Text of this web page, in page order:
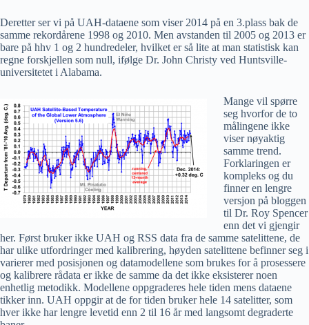
Deretter ser vi på UAH-dataene som viser 2014 på en 3.plass bak de
samme rekordårene 1998 og 2010. Men avstanden til 2005 og 2013 er
bare på hhv 1 og 2 hundredeler, hvilket er så lite at man statistisk kan
regne forskjellen som null, ifølge Dr. John Christy ved Huntsville-
universitetet i Alabama.
Mange vil spørre
seg hvorfor de to
målingene ikke
viser nøyaktig
samme trend.
Forklaringen er
kompleks og du
finner en lengre
versjon på bloggen
til Dr. Roy Spencer
enn det vi gjengir
her. Først bruker ikke UAH og RSS data fra de samme satelittene, de
har ulike utfordringer med kalibrering, høyden satelittene befinner seg i
varierer med posisjonen og datamodellene som brukes for å prosessere
og kalibrere rådata er ikke de samme da det ikke eksisterer noen
enhetlig metodikk. Modellene oppgraderes hele tiden mens dataene
tikker inn. UAH oppgir at de for tiden bruker hele 14 satelitter, som
hver ikke har lengre levetid enn 2 til 16 år med langsomt degraderte